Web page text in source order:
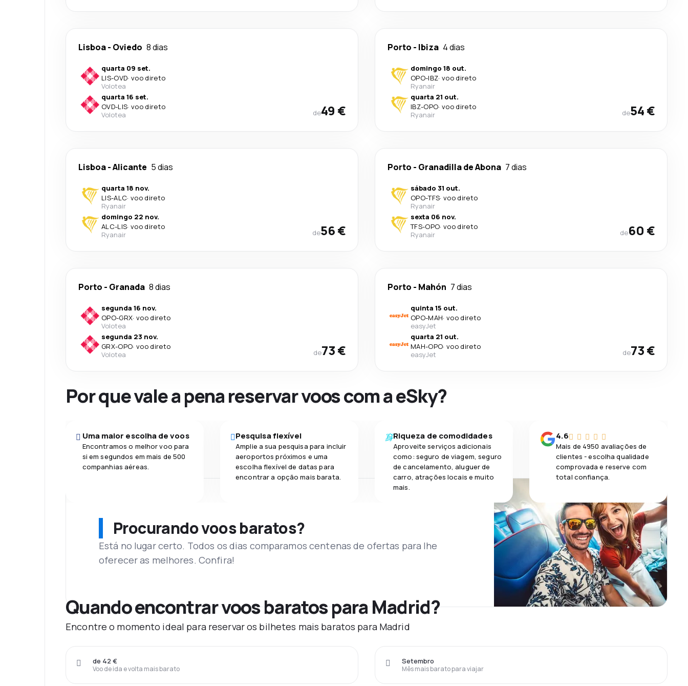
Lisboa- Oviedo 8 dias
quarta 09 set.
LIS-OVD· voo direto
Volotea
quarta 16 set.
OVD-LIS· voo direto
Volotea
de49 €
Porto - Ibiza 4 dias
domingo 18 out.
OPO-IBZ· voo direto
Ryanair
quarta 21 out.
IBZ-OPO· voo direto
Ryanair
de54 €
Lisboa-Alicante 5 dias
quarta 18 nov.
LIS-ALC· voo direto
Ryanair
domingo 22 nov.
ALC-LIS· voo direto
Ryanair
de56 €
Porto - Granadilla de Abona 7 dias
sábado 31 out.
OPO-TFS· voo direto
Ryanair
sexta 06 nov.
TFS-OPO· voo direto
Ryanair
de60 €
Porto - Granada 8 dias
segunda 16 nov.
OPO-GRX· voo direto
Volotea
segunda 23 nov.
GRX-OPO· voo direto
Volotea
de73 €
Porto - Mahón 7 dias
quinta 15 out.
OPO-MAH· voo direto
easyJet
quarta 21 out.
MAH-OPO· voo direto
easyJet
de73 €
Por que vale a pena reservar voos com a eSky?
Uma maior escolha de voos
Encontramos o melhor voo para
si em segundos em mais de 500
companhias aéreas.
Pesquisa flexível
Amplie a sua pesquisa para incluir
aeroportos próximos e uma
escolha flexível de datas para
encontrar a opção mais barata.
Riqueza de comodidades
Aproveite serviços adicionais
como: seguro de viagem, seguro
de cancelamento, aluguer de
carro, atrações locais e muito
mais.
4.6
Mais de 4950 avaliações de
clientes - escolha qualidade
comprovada e reserve com
total confiança.
Procurando voos baratos?
Está no lugar certo. Todos os dias comparamos centenas de ofertas para lhe
oferecer as melhores. Confira!
Quando encontrar voos baratos para Madrid?
Encontre o momento ideal para reservar os bilhetes mais baratos para Madrid
Voo de ida e volta mais barato
de 42 €
Mês mais barato para viajar
Setembro